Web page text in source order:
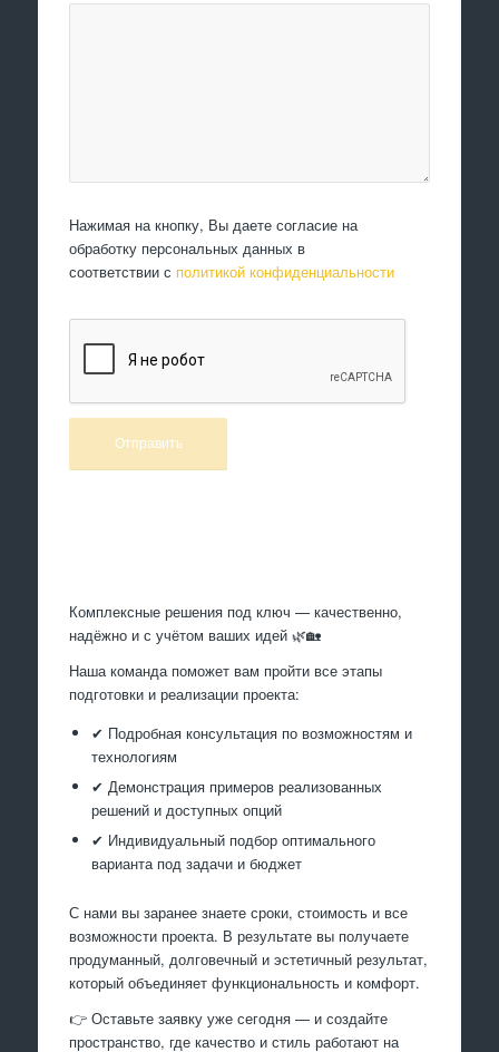
Нажимая на кнопку, Вы даете согласие на
обработку персональных данных в
соответствии с политикой конфиденциальности
Комплексные решения под ключ — качественно,
надёжно и с учётом ваших идей 🌿🏡
Наша команда поможет вам пройти все этапы
подготовки и реализации проекта:
✔ Подробная консультация по возможностям и
технологиям
✔ Демонстрация примеров реализованных
решений и доступных опций
✔ Индивидуальный подбор оптимального
варианта под задачи и бюджет
С нами вы заранее знаете сроки, стоимость и все
возможности проекта. В результате вы получаете
продуманный, долговечный и эстетичный результат,
который объединяет функциональность и комфорт.
👉 Оставьте заявку уже сегодня — и создайте
пространство, где качество и стиль работают на